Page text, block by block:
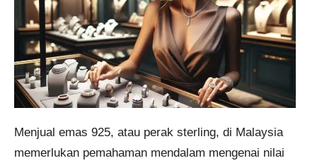
Menjual emas 925, atau perak sterling, di Malaysia
memerlukan pemahaman mendalam mengenai nilai